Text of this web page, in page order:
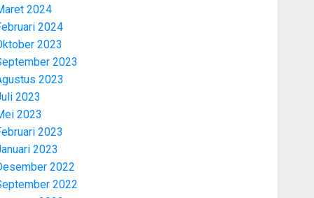
2024
2024
2023
2023
2023
2023
2023
2023
2023
2022
2022